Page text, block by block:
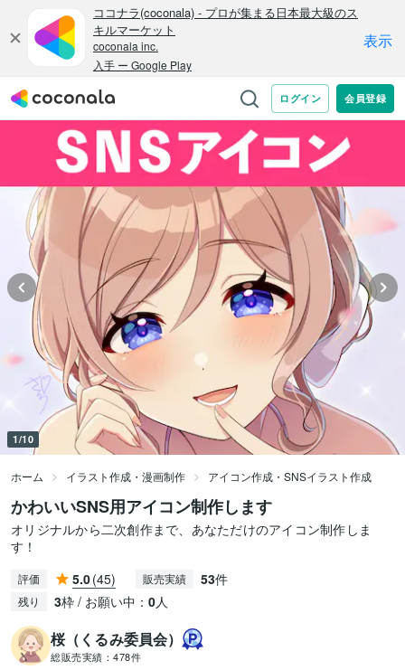
1/10
ホーム イラスト作成・漫画制作 アイコン作成・SNSイラスト作成
かわいいSNS用アイコン制作します
オリジナルから二次創作まで、あなただけのアイコン制作しま
す！
評価 5.0(45) 販売実績 53件
残り 3枠 / お願い中： 0人
桜（くるみ委員会）
総販売実績： 478件